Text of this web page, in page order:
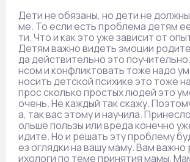
Дети не обязаны, но дети не
ме. То если есть проблема детям
ти. Что и как это уже зависит от
Детям важно видеть эмоции
да действительно это
нсом и конфликтовать тоже надо
носить детской психике это тоже
прос сколько простых людей это
очень. Не каждый так скажу.
а, так вас этому и научила.
ольше пользы или вреда конечно
идите. Но и решать эту проблему
ез оглядки на вашу маму. Вам важно
ихологи по теме принятия мамы.